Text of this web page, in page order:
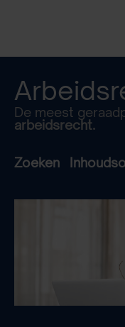
De meest
arbeidsrecht.
Zoeken